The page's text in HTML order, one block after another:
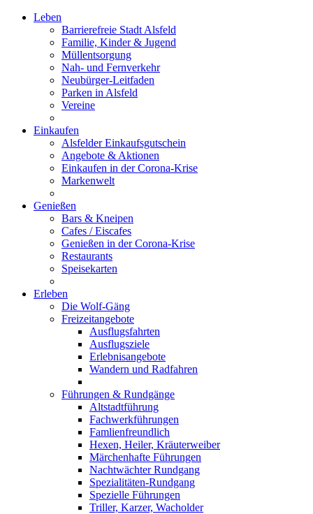
Leben
Barrierefreie Stadt Alsfeld
Familie, Kinder & Jugend
Müllentsorgung
Nah- und Fernverkehr
Neubürger-Leitfaden
Parken in Alsfeld
Vereine
Einkaufen
Alsfelder Einkaufsgutschein
Angebote & Aktionen
Einkaufen in der Corona-Krise
Markenwelt
Genießen
Bars & Kneipen
Cafes / Eiscafes
Genießen in der Corona-Krise
Restaurants
Speisekarten
Erleben
Die Wolf-Gäng
Freizeitangebote
Ausflugsfahrten
Ausflugsziele
Erlebnisangebote
Wandern und Radfahren
Führungen & Rundgänge
Altstadtführung
Fachwerkführungen
Famlienfreundlich
Hexen, Heiler, Kräuterweiber
Märchenhafte Führungen
Nachtwächter Rundgang
Spezialitäten-Rundgang
Spezielle Führungen
Triller, Karzer, Wacholder